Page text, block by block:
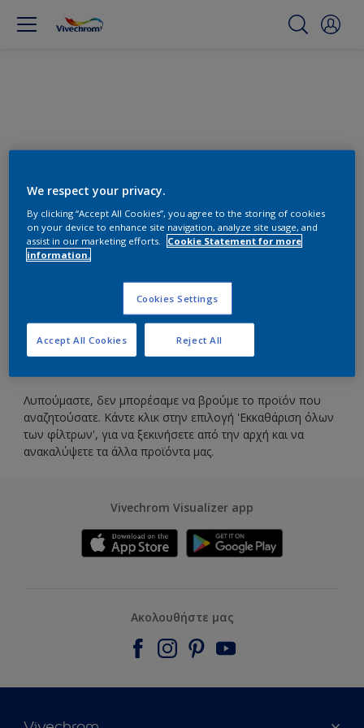
Βρείτε τα κατάλληλα προϊόντα
Προϊόντα βρέθηκαν
Φίλτρα
Λυπούμαστε, δεν μπορέσαμε να βρούμε το προϊόν που
αναζητούσατε. Κάντε κλικ στην επιλογή 'Εκκαθάριση όλων
των φίλτρων', για να ξεκινήσετε από την αρχή και να
ανακαλύψετε τα άλλα προϊόντα μας.
Vivechrom Visualizer app
Ακολουθήστε μας
We respect your privacy.
By clicking “Accept All Cookies”, you agree to the storing of cookies
on your device to enhance site navigation, analyze site usage, and
assist in our marketing efforts.
Cookie Statement for more
information.
Cookies Settings
Reject All
Accept All Cookies